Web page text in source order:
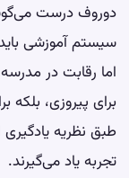
دوروف درست
سیستم آموزشی
اما رقابت در
برای پیروزی،
طبق نظریه
تجربه یاد می‌گیرند.